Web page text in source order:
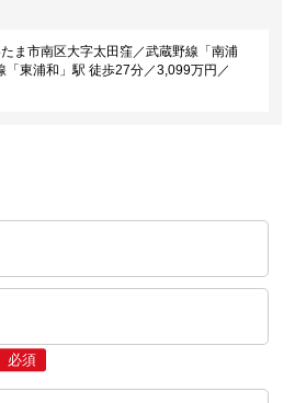
ま市南区大字太田窪／武蔵野線「南浦
「東浦和」駅 徒歩27分／3,099万円／
必須